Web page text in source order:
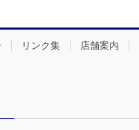
リンク集 店舗案内